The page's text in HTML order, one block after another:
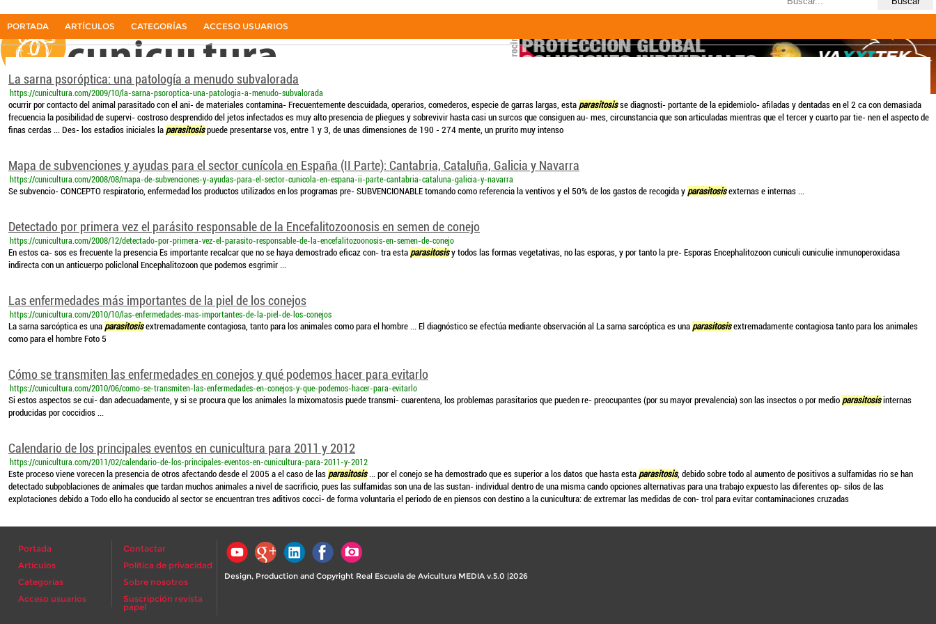
La primera revista del sector cunícola en español
PORTADA ARTÍCULOS CATEGORÍAS ACCESO USUARIOS
parasitosis
La sarna psoróptica: una patología a menudo subvalorada
https://cunicultura.com/2009/10/la-sarna-psoroptica-una-patologia-a-menudo-subvalorada
ocurrir por contacto del animal parasitado con el ani- de materiales contamina- Frecuentemente descuidada, operarios, comederos, especie de garras largas, esta parasitosisse diagnosti- portante de la epidemiolo- afiladas y dentadas en el 2 ca con demasiada
frecuencia la posibilidad de supervi- costroso desprendido del jetos infectados es muy alto presencia de pliegues y sobrevivir hasta casi un surcos que consiguen au- mes, circunstancia que son articuladas mientras que el tercer y cuarto par tie- nen el aspecto de
finas cerdas ... Des- los estadios iniciales la parasitosispuede presentarse vos, entre 1 y 3, de unas dimensiones de 190 - 274 mente, un prurito muy intenso
Mapa de subvenciones y ayudas para el sector cunícola en España (II Parte): Cantabria, Cataluña, Galicia y Navarra
https://cunicultura.com/2008/08/mapa-de-subvenciones-y-ayudas-para-el-sector-cunicola-en-espana-ii-parte-cantabria-cataluna-galicia-y-navarra
Se subvencio- CONCEPTO respiratorio, enfermedad los productos utilizados en los programas pre- SUBVENCIONABLE tomando como referencia la ventivos y el 50% de los gastos de recogida y parasitosisexternas e internas ...
Detectado por primera vez el parásito responsable de la Encefalitozoonosis en semen de conejo
https://cunicultura.com/2008/12/detectado-por-primera-vez-el-parasito-responsable-de-la-encefalitozoonosis-en-semen-de-conejo
En estos ca- sos es frecuente la presencia Es importante recalcar que no se haya demostrado eficaz con- tra esta parasitosisy todos las formas vegetativas, no las esporas, y por tanto la pre- Esporas Encephalitozoon cuniculi cuniculie inmunoperoxidasa
indirecta con un anticuerpo policlonal Encephalitozoon que podemos esgrimir ...
Las enfermedades más importantes de la piel de los conejos
https://cunicultura.com/2010/10/las-enfermedades-mas-importantes-de-la-piel-de-los-conejos
La sarna sarcóptica es una parasitosisextremadamente contagiosa, tanto para los animales como para el hombre ... El diagnóstico se efectúa mediante observación al La sarna sarcóptica es una parasitosisextremadamente contagiosa tanto para los animales
como para el hombre Foto 5
Cómo se transmiten las enfermedades en conejos y qué podemos hacer para evitarlo
https://cunicultura.com/2010/06/como-se-transmiten-las-enfermedades-en-conejos-y-que-podemos-hacer-para-evitarlo
Si estos aspectos se cui- dan adecuadamente, y si se procura que los animales la mixomatosis puede transmi- cuarentena, los problemas parasitarios que pueden re- preocupantes (por su mayor prevalencia) son las insectos o por medio parasitosisinternas
producidas por coccidios ...
Calendario de los principales eventos en cunicultura para 2011 y 2012
https://cunicultura.com/2011/02/calendario-de-los-principales-eventos-en-cunicultura-para-2011-y-2012
Este proceso viene vorecen la presencia de otros afectando desde el 2005 a el caso de las parasitosis... por el conejo se ha demostrado que es superior a los datos que hasta esta parasitosis, debido sobre todo al aumento de positivos a sulfamidas rio se han
detectado subpoblaciones de animales que tardan muchos animales a nivel de sacrificio, pues las sulfamidas son una de las sustan- individual dentro de una misma cando opciones alternativas para una trabajo expuesto las diferentes op- silos de las
explotaciones debido a Todo ello ha conducido al sector se encuentran tres aditivos cocci- de forma voluntaria el periodo de en piensos con destino a la cunicultura: de extremar las medidas de con- trol para evitar contaminaciones cruzadas
Portada
Artículos
Categorías
Acceso usuarios
Contactar
Política de privacidad
Sobre nosotros
Suscripción revista
papel
Design, Production and Copyright Real Escuela de Avicultura MEDIA v.5.0 |2026